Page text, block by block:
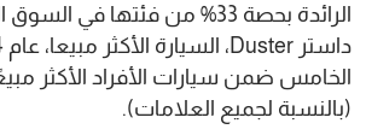
الرائدة بحصة 33% من فئتها في
الخامس ضمن سيارات الأفراد الأكثر
(بالنسبة لجميع العلامات).